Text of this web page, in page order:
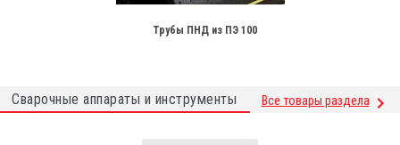
Трубы ПНД из ПЭ 100
Сварочные аппараты и инструменты Все товары раздела